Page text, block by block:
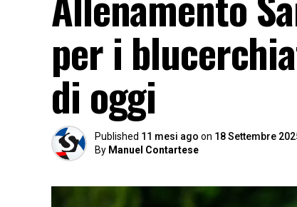
per i
di oggi
Published 11 mesi ago on 18 Settembre
By Manuel Contartese